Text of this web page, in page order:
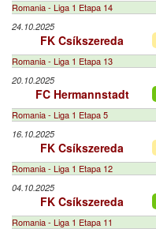
Romania - Liga 1 Etapa 14
24.10.2025
FK Csíkszereda
Romania - Liga 1 Etapa 13
20.10.2025
FC Hermannstadt
Romania - Liga 1 Etapa 5
16.10.2025
FK Csíkszereda
Romania - Liga 1 Etapa 12
04.10.2025
FK Csíkszereda
Romania - Liga 1 Etapa 11